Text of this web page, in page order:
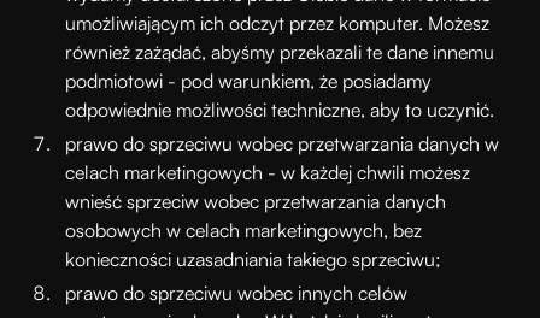
umożliwiającym ich odczyt przez komputer. Możesz
również zażądać, abyśmy przekazali te dane innemu
podmiotowi - pod warunkiem, że posiadamy
odpowiednie możliwości techniczne, aby to uczynić.
prawo do sprzeciwu wobec przetwarzania danych w
celach marketingowych - w każdej chwili możesz
wnieść sprzeciw wobec przetwarzania danych
osobowych w celach marketingowych, bez
konieczności uzasadniania takiego sprzeciwu;
prawo do sprzeciwu wobec innych celów